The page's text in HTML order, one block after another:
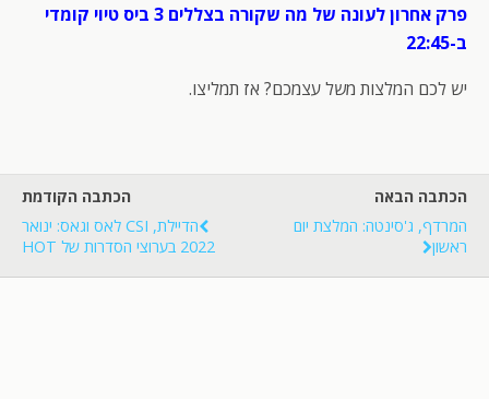
פרק אחרון לעונה של מה שקורה בצללים 3 ביס טיוי קומדי
ב-22:45
יש לכם המלצות משל עצמכם? אז תמליצו.
הכתבה הקודמת
הדיילת, CSI לאס וגאס: ינואר
2022 בערוצי הסדרות של HOT
הכתבה הבאה
המרדף, ג'סינטה: המלצת יום
ראשון